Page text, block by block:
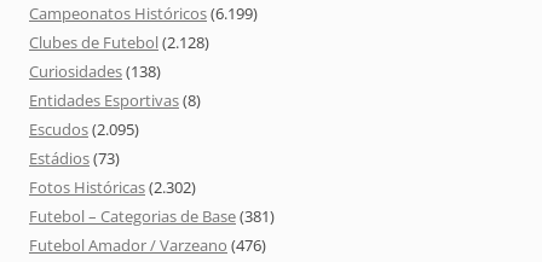
Campeonatos Históricos(6.199)
Clubes de Futebol(2.128)
Curiosidades(138)
Entidades Esportivas(8)
Escudos(2.095)
Estádios(73)
Fotos Históricas(2.302)
Futebol – Categorias de Base(381)
Futebol Amador / Varzeano (476)